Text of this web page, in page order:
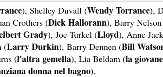
), Shelley Duvall (Wendy Torrance),
Crothers (Dick Hallorann), Barry
Grady), Joe Turkel (Lloyd), Anne
(Larry Durkin), Barry Dennen (Bill
(l'altra gemella), Lia Beldam (la
donna nel bagno).